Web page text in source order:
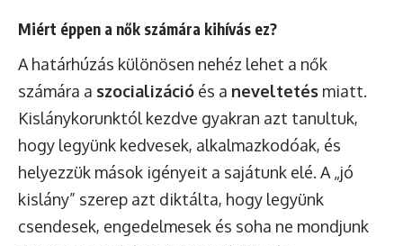
Miért éppen a nők számára kihívás ez?
A határhúzás különösen nehéz lehet a nők
számára a szocializáció és a neveltetés miatt.
Kislánykorunktól kezdve gyakran azt tanultuk,
hogy legyünk kedvesek, alkalmazkodóak, és
helyezzük mások igényeit a sajátunk elé. A „jó
kislány” szerep azt diktálta, hogy legyünk
csendesek, engedelmesek és soha ne mondjunk